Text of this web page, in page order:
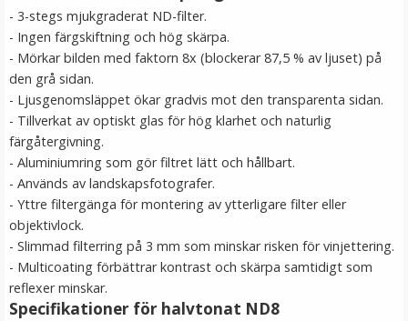
- 3-stegs mjukgraderat ND-filter.
- Ingen färgskiftning och hög skärpa.
- Mörkar bilden med faktorn 8x (blockerar 87,5 % av ljuset) på
den grå sidan.
- Ljusgenomsläppet ökar gradvis mot den transparenta sidan.
- Tillverkat av optiskt glas för hög klarhet och naturlig
färgåtergivning.
- Aluminiumring som gör filtret lätt och hållbart.
- Används av landskapsfotografer.
- Yttre filtergänga för montering av ytterligare filter eller
objektivlock.
- Slimmad filterring på 3 mm som minskar risken för vinjettering.
- Multicoating förbättrar kontrast och skärpa samtidigt som
reflexer minskar.
Specifikationer för halvtonat ND8